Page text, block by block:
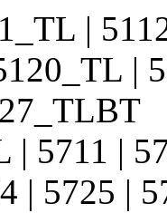
|
|
| 5711 |
| 5725 |